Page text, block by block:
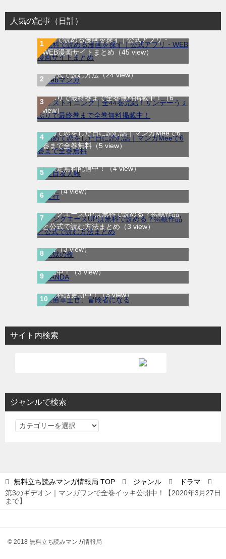
人気の記事（日計）
無料で読める漫画を探す｜公式アプリ・
WEB漫画サイトまとめ （45 view）
WEB漫画サイト一覧｜ブラウザで無料漫画
を公式で読む方法（24 view）
ラストイニング｜全44巻完結！サンデーう
ぇぶりで最終巻まで全巻無料掲載中！（6
view）
初めて恋をした日に読む話｜マンガMeeで6
巻まで全巻無料 （5 view）
夏目友人帳｜最新刊30巻！マンガParkで期
間限定無料配信中！（4 view）
ま行（4 view）
ヤングエースUPは無料で読める？掲載作品
と公式で読む方法まとめ （3 view）
鬼獄の夜｜全14巻完結！最終話まで全話無
料で読める公式マンガアプリ＿マンガ
Mee（3 view）
SANDA｜最新刊第3巻！マンガBANGで無料
配信中！（3 view）
航宙軍士官、冒険者になる｜最新刊第6巻！
第5巻まで無料で読めるマンガアプリ！※順
次無料話更新中！（3 view）
サイト内検索
ジャンルで検索
ジ
検
索
無料立ち読みマンガ情報局 TOP ジャンル
ドラマ
第3のギデオン｜マンガワンで全巻イッキ公開中！【2020年3月27日
まで】
© 2018 無料立ち読みマンガ情報局